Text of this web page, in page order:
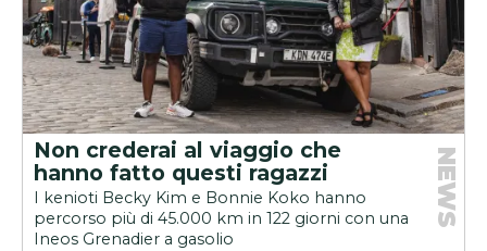
Non crederai al viaggio che
hanno fatto questi ragazzi
I kenioti Becky Kim e Bonnie Koko hanno
percorso più di 45.000 km in 122 giorni con una
Ineos Grenadier a gasolio
NEWS